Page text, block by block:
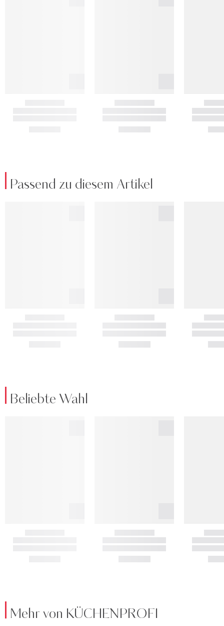
Passend zu diesem Artikel
Beliebte Wahl
Mehr von KÜCHENPROFI